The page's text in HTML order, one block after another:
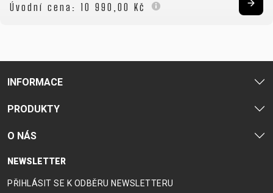
Úvodní cena: 10 990,00 Kč
INFORMACE
PRODUKTY
O NÁS
NEWSLETTER
PŘIHLÁSIT SE K ODBĚRU NEWSLETTERU